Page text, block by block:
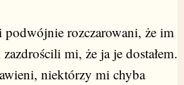
rozczarowani, że im
mi, że ja je dostałem.
niektórzy mi chyba